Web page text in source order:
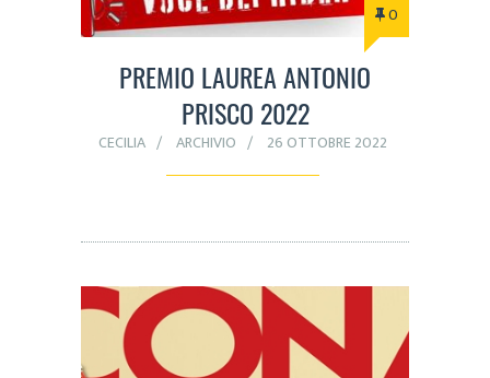
0
PREMIO LAUREA ANTONIO
PRISCO 2022
CECILIA ARCHIVIO 26 OTTOBRE 2022